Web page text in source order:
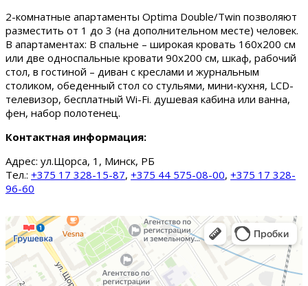
2-комнатные апартаменты Optima Double/Twin позволяют
разместить от 1 до 3 (на дополнительном месте) человек.
В апартаментах: В спальне – широкая кровать 160х200 см
или две односпальные кровати 90х200 см, шкаф, рабочий
стол, в гостиной – диван с креслами и журнальным
столиком, обеденный стол со стульями, мини-кухня, LCD-
телевизор, бесплатный Wi-Fi. душевая кабина или ванна,
фен, набор полотенец.
Контактная информация:
Адрес: ул.Щорса, 1, Минск, РБ
Тел.: +375 17 328-15-87, +375 44 575-08-00, +375 17 328-
96-60